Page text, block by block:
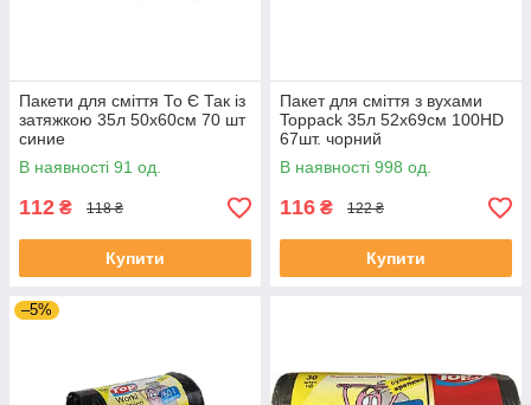
Пакети для сміття То Є Так із
затяжкою 35л 50х60см 70 шт
синие
В наявності 91 од.
112 ₴ 118 ₴
Купити
Пакет для сміття з вухами
Toppack 35л 52х69см 100HD
67шт. чорний
В наявності 998 од.
116 ₴ 122 ₴
Купити
–5%